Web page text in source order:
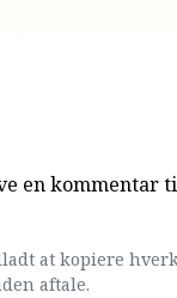
en kommentar
at kopiere
aftale.